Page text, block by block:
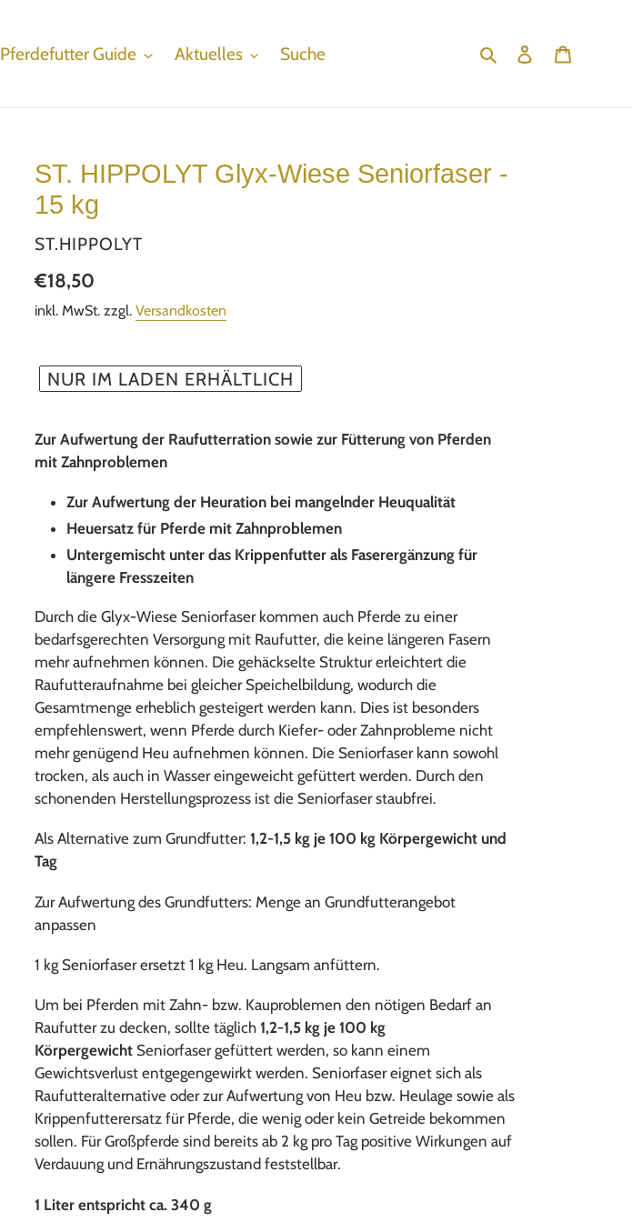
Pferdefutter Guide Aktuelles Suche SuchenEinloggen
ST. HIPPOLYT Glyx-Wiese Seniorfaser -
15 kg
VERKÄUFER
ST.HIPPOLYT
Normaler
Preis
€18,50
inkl. MwSt. zzgl. Versandkosten
NUR IM LADEN ERHÄLTLICH
wird
zum
hinzugefügt
Zur Aufwertung der Raufutterration sowie zur Fütterung von Pferden
mit Zahnproblemen
Zur Aufwertung der Heuration bei mangelnder Heuqualität
Heuersatz für Pferde mit Zahnproblemen
Untergemischt unter das Krippenfutter als Faserergänzung für
längere Fresszeiten
Durch die Glyx-Wiese Seniorfaser kommen auch Pferde zu einer
bedarfsgerechten Versorgung mit Raufutter, die keine längeren Fasern
mehr aufnehmen können. Die gehäckselte Struktur erleichtert die
Raufutteraufnahme bei gleicher Speichelbildung, wodurch die
Gesamtmenge erheblich gesteigert werden kann. Dies ist besonders
empfehlenswert, wenn Pferde durch Kiefer- oder Zahnprobleme nicht
mehr genügend Heu aufnehmen können. Die Seniorfaser kann sowohl
trocken, als auch in Wasser eingeweicht gefüttert werden. Durch den
schonenden Herstellungsprozess ist die Seniorfaser staubfrei.
Als Alternative zum Grundfutter: 1,2-1,5 kg je 100 kg Körpergewicht und
Tag
Zur Aufwertung des Grundfutters: Menge an Grundfutterangebot
anpassen
1 kg Seniorfaser ersetzt 1 kg Heu. Langsam anfüttern.
Um bei Pferden mit Zahn- bzw. Kauproblemen den nötigen Bedarf an
Raufutter zu decken, sollte täglich 1,2-1,5 kg je 100 kg
Körpergewicht Seniorfaser gefüttert werden, so kann einem
Gewichtsverlust entgegengewirkt werden. Seniorfaser eignet sich als
Raufutteralternative oder zur Aufwertung von Heu bzw. Heulage sowie als
Krippenfutterersatz für Pferde, die wenig oder kein Getreide bekommen
sollen. Für Großpferde sind bereits ab 2 kg pro Tag positive Wirkungen auf
Verdauung und Ernährungszustand feststellbar.
1 Liter entspricht ca. 340 g